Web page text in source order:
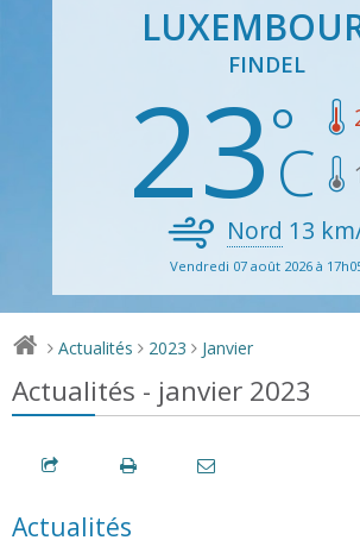
FINDEL
23
Nord 13
Vendredi 07 août 2026 à
> Actualités > 2023 > Janvier
Actualités - janvier 2023
Actualités